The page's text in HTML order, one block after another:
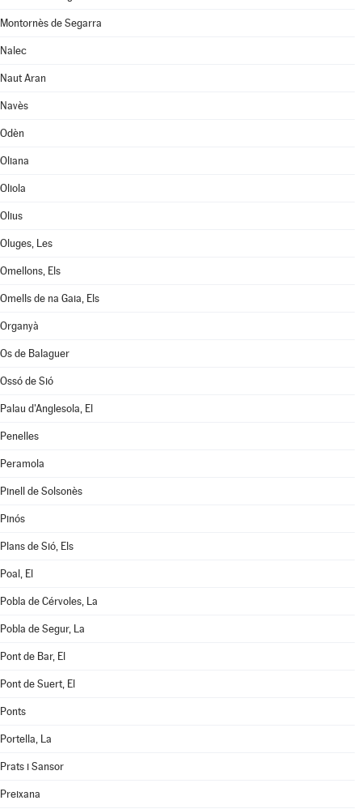
Montornès de Segarra
Nalec
Naut Aran
Navès
Odèn
Oliana
Oliola
Olius
Oluges, Les
Omellons, Els
Omells de na Gaia, Els
Organyà
Os de Balaguer
Ossó de Sió
Palau d'Anglesola, El
Penelles
Peramola
Pinell de Solsonès
Pinós
Plans de Sió, Els
Poal, El
Pobla de Cérvoles, La
Pobla de Segur, La
Pont de Bar, El
Pont de Suert, El
Ponts
Portella, La
Prats i Sansor
Preixana